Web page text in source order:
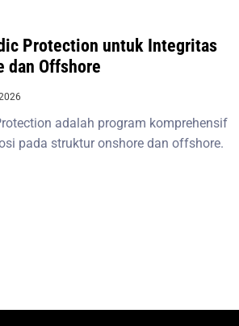
Protection untuk Integritas
dan Offshore
adalah program komprehensif
pada struktur onshore dan offshore.